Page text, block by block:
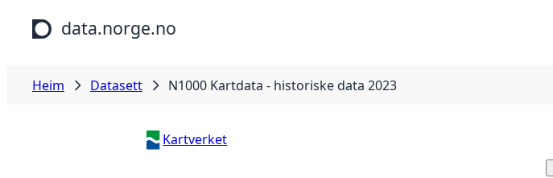
Hopp til hovudinnhald
data.norge.no
Heim Datasett N1000 Kartdata - historiske data 2023
Kartverket